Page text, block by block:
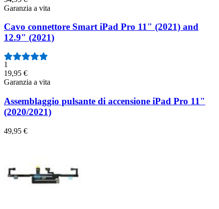
Garanzia a vita
Cavo connettore Smart iPad Pro 11" (2021) and
12.9" (2021)
1
19,95 €
Garanzia a vita
Assemblaggio pulsante di accensione iPad Pro 11"
(2020/2021)
49,95 €